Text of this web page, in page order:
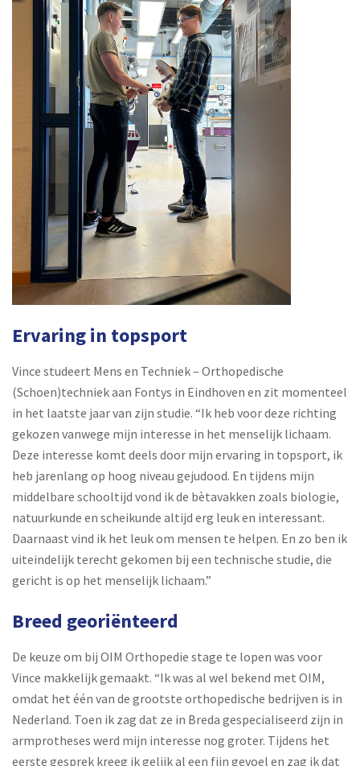
Ervaring in topsport
Vince studeert Mens en Techniek – Orthopedische
(Schoen)techniek aan Fontys in Eindhoven en zit momenteel
in het laatste jaar van zijn studie. “Ik heb voor deze richting
gekozen vanwege mijn interesse in het menselijk lichaam.
Deze interesse komt deels door mijn ervaring in topsport, ik
heb jarenlang op hoog niveau gejudood. En tijdens mijn
middelbare schooltijd vond ik de bètavakken zoals biologie,
natuurkunde en scheikunde altijd erg leuk en interessant.
Daarnaast vind ik het leuk om mensen te helpen. En zo ben ik
uiteindelijk terecht gekomen bij een technische studie, die
gericht is op het menselijk lichaam.”
Breed georiënteerd
De keuze om bij OIM Orthopedie stage te lopen was voor
Vince makkelijk gemaakt. “Ik was al wel bekend met OIM,
omdat het één van de grootste orthopedische bedrijven is in
Nederland. Toen ik zag dat ze in Breda gespecialiseerd zijn in
armprotheses werd mijn interesse nog groter. Tijdens het
eerste gesprek kreeg ik gelijk al een fijn gevoel en zag ik dat